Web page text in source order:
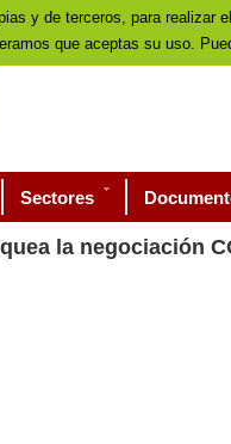
Sectores
la negociación
y de terceros, para realizar
que aceptas su uso.